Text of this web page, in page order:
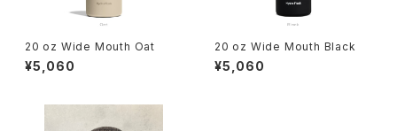
20 oz Wide Mouth Oat
¥5,060
20 oz Wide Mouth Black
¥5,060